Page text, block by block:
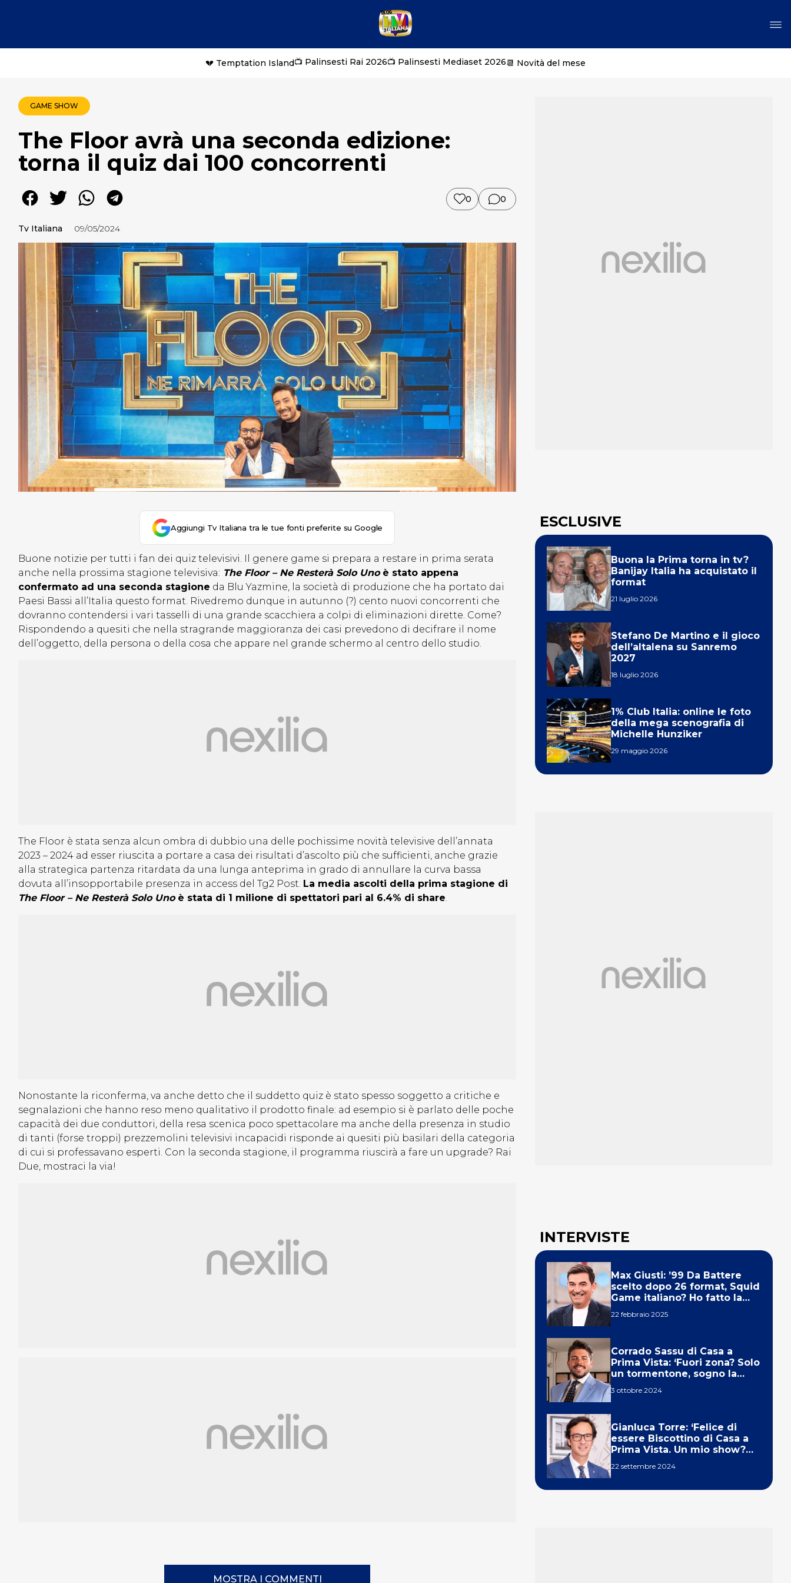
💔 Temptation Island📺 Palinsesti Rai 2026📺 Palinsesti Mediaset 2026📆 Novità del mese
GAME SHOW
The Floor avrà una seconda edizione:
torna il quiz dai 100 concorrenti
0 0
Tv Italiana 09/05/2024
Aggiungi Tv Italiana tra le tue fonti preferite su Google
Buone notizie per tutti i fan dei quiz televisivi. Il genere game si prepara a restare in prima serata
anche nella prossima stagione televisiva: The Floor – Ne Resterà Solo Unoè stato appena
confermato ad una seconda stagione da Blu Yazmine, la società di produzione che ha portato dai
Paesi Bassi all’Italia questo format. Rivedremo dunque in autunno (?) cento nuovi concorrenti che
dovranno contendersi i vari tasselli di una grande scacchiera a colpi di eliminazioni dirette. Come?
Rispondendo a quesiti che nella stragrande maggioranza dei casi prevedono di decifrare il nome
dell’oggetto, della persona o della cosa che appare nel grande schermo al centro dello studio.
The Floor è stata senza alcun ombra di dubbio una delle pochissime novità televisive dell’annata
2023 – 2024 ad esser riuscita a portare a casa dei risultati d’ascolto più che sufficienti, anche grazie
alla strategica partenza ritardata da una lunga anteprima in grado di annullare la curva bassa
dovuta all’insopportabile presenza in access del Tg2 Post. La media ascolti della prima stagione di
The Floor – Ne Resterà Solo Unoè stata di 1 milione di spettatori pari al 6.4% di share.
Nonostante la riconferma, va anche detto che il suddetto quiz è stato spesso soggetto a critiche e
segnalazioni che hanno reso meno qualitativo il prodotto finale: ad esempio si è parlato delle poche
capacità dei due conduttori, della resa scenica poco spettacolare ma anche della presenza in studio
di tanti (forse troppi) prezzemolini televisivi incapacidi risponde ai quesiti più basilari della categoria
di cui si professavano esperti. Con la seconda stagione, il programma riuscirà a fare un upgrade? Rai
Due, mostraci la via!
MOSTRA I COMMENTI
ESCLUSIVE
Buona la Prima torna in tv?
Banijay Italia ha acquistato il
format
21 luglio 2026
Stefano De Martino e il gioco
dell’altalena su Sanremo
2027
18 luglio 2026
1% Club Italia: online le foto
della mega scenografia di
Michelle Hunziker
29 maggio 2026
INTERVISTE
Max Giusti: ’99 Da Battere
scelto dopo 26 format, Squid
Game italiano? Ho fatto la
22 febbraio 2025
Corrado Sassu di Casa a
Prima Vista: ‘Fuori zona? Solo
un tormentone, sogno la
3 ottobre 2024
Gianluca Torre: ‘Felice di
essere Biscottino di Casa a
Prima Vista. Un mio show?
22 settembre 2024